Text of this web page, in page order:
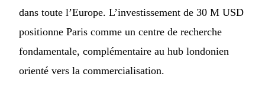
dans toute l’Europe. L’investissement de 30 M USD
positionne Paris comme un centre de recherche
fondamentale, complémentaire au hub londonien
orienté vers la commercialisation.